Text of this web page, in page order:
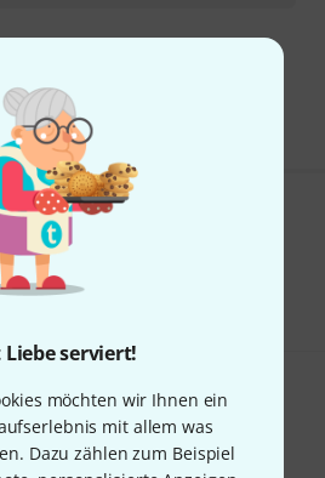
serviert!
möchten wir Ihnen ein
mit allem was
Dazu zählen zum Beispiel
Preise inkl. MwSt.
was Sie sehen?
Hilfe & Feedback